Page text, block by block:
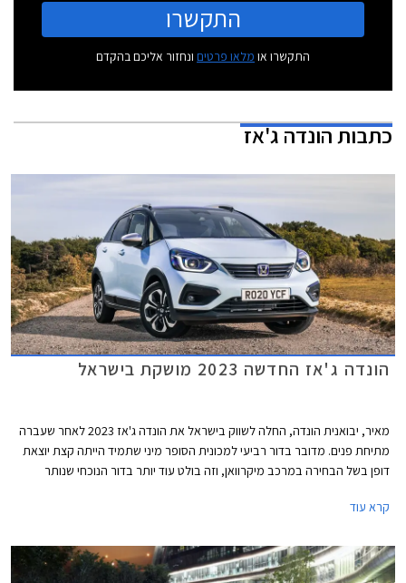
התקשרו
התקשרו או מלאו פרטים ונחזור אליכם בהקדם
כתבותהונדה ג'אז
הונדה ג'אז החדשה 2023 מושקת בישראל
מאיר, יבואנית הונדה, החלה לשווק בישראל את הונדה ג'אז 2023 לאחר שעברה
מתיחת פנים. מדובר בדור רביעי למכונית הסופר מיני שתמיד הייתה קצת יוצאת
דופן בשל הבחירה במרכב מיקרוואן, וזה בולט עוד יותר בדור הנוכחי שנותר
פנאי קטנים במקום מיקרוואנים. במסגרת מתיחת הפנים מתייקרת הונדה ג'אז
לרמות האבזור הבכירות. מדובר בעליה של 22,000 ₪ לעומת גרסת הכניסה
היוצאת. יצוין כי רמת האבזור הבסיסית קומפורט נגרעה מההיצע וכעת רמת
קרא עוד